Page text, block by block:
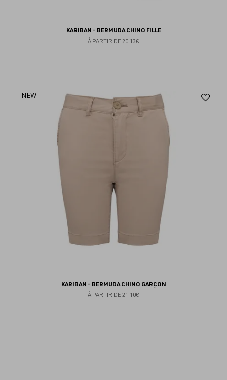
KARIBAN - BERMUDA CHINO FILLE
À PARTIR DE 20.13€
NEW
KARIBAN - BERMUDA CHINO GARÇON
À PARTIR DE 21.10€